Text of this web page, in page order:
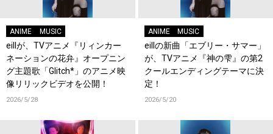
ANIME MUSIC
eillが、TVアニメ『リィンカー
ネーションの花弁』オープニン
グ主題歌「Glitch*」のアニメ映
像リリックビデオを公開！
2026/5/28
ANIME MUSIC
eillの新曲「エブリー・サマー」
が、TVアニメ『神の雫』の第2
クールエンディングテーマに決
定！
2026/5/20